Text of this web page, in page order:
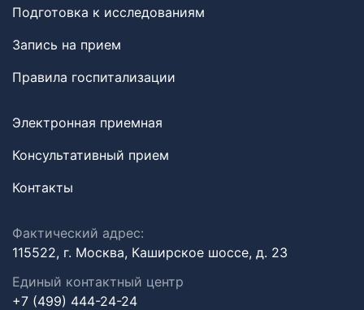
Подготовка к исследованиям
Запись на прием
Правила госпитализации
Электронная приемная
Консультативный прием
Контакты
Фактический адрес:
115522, г. Москва, Каширское шоссе, д. 23
Единый контактный центр
+7 (499) 444-24-24